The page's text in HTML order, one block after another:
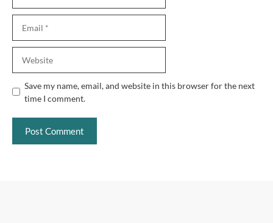
Save my name, email, and website in this browser for the next
time I comment.